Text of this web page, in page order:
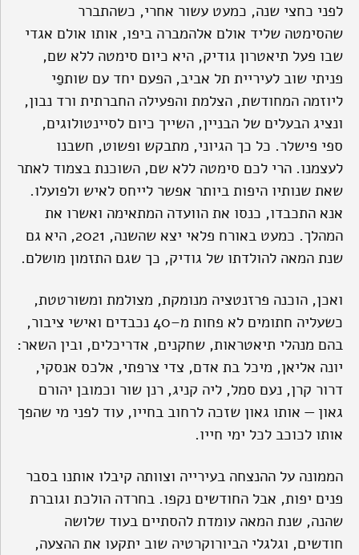
לפני כחצי שנה, כמעט עשור אחרי, כשהתברר
שהסימטה שליד אולם אלהמברה ביפו, אותו אולם אגדי
שבו פעל תיאטרון גודיק, היא כיום סימטה ללא שם,
פניתי שוב לעיריית תל אביב, הפעם יחד עם שותפַי
ליוזמה המחודשת, הצלמת והפעילה החברתית ורד נבון,
ונציג הבעלים של הבניין, השייך כיום לסיינטולוגים,
ספי פישלר. כל כך הגיוני, מתבקש ופשוט, חשבנו
לעצמנו. הרי לכם סימטה ללא שם, השוכנת בצמוד לאתר
שאת שנותיו היפות ביותר אפשר לייחס לאיש ולפועלו.
אנא התכבדו, כנסו את הוועדה המתאימה ואשרו את
המהלך. כמעט באורח פלאי יצא שהשנה, 2021, היא גם
שנת המאה להולדתו של גודיק, כך שגם התזמון מושלם.
ואכן, הוכנה פרזנטציה מנומקת, מצולמת ומשורטטת,
כשעליה חתומים לא פחות מ–40 נכבדים ואישי ציבור,
בהם מנהלי תיאטראות, שחקנים, אדריכלים, ובין השאר:
יונה אליאן, מיכל בת אדם, צדי צרפתי, אלכס אנסקי,
דרור קרן, נעם סמל, ליה קניג, רנן שור וכמובן יהורם
גאון — אותו גאון שזכה לרחוב בחייו, עוד לפני מי שהפך
אותו לכוכב לכל ימי חייו.
הממונה על ההנצחה בעירייה וצוותה קיבלו אותנו בסבר
פנים יפות, אבל החודשים נקפו. בחרדה הולכת וגוברת
שהנה, שנת המאה עומדת להסתיים בעוד שלושה
חודשים, וגלגלי הביורוקרטיה שוב יתקעו את ההצעה,